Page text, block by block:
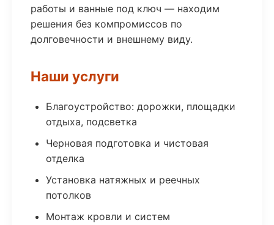
работы и ванные под ключ — находим
решения без компромиссов по
долговечности и внешнему виду.
Наши услуги
Благоустройство: дорожки, площадки
отдыха, подсветка
Черновая подготовка и чистовая
отделка
Установка натяжных и реечных
потолков
Монтаж кровли и систем